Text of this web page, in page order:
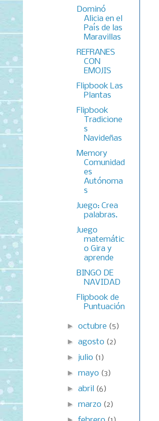
Dominó
Alicia en el
País de las
Maravillas
REFRANES
CON
EMOJIS
Flipbook Las
Plantas
Flipbook
Tradicione
s
Navideñas
Memory
Comunidad
es
Autónoma
s
Juego: Crea
palabras.
Juego
matemátic
o Gira y
aprende
BINGO DE
NAVIDAD
Flipbook de
Puntuación
►octubre (5)
►agosto (2)
► julio (1)
►mayo (3)
►abril (6)
►marzo (2)